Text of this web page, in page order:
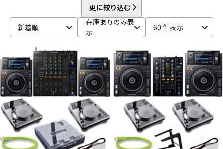
更に絞り込む
新着順
在庫ありのみ表
示
60 件表示